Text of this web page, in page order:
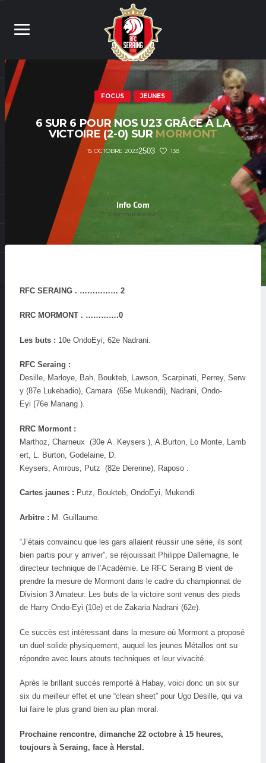
FOCUS JEUNES
6 SUR 6 POUR NOS U23 GRÂCE À LA
VICTOIRE (2-0) SUR MORMONT
15 OCTOBRE 20232503 138
Info Com
Communication
RFC SERAING . …………… 2
RRC MORMONT . ………….0
Les buts : 10e Ondo­Eyi, 62e Nadrani.
RFC Seraing :
Desille, Marloye, Bah, Boukteb, Lawson, Scarpinati, Perrey, Serw
y (87e Lukebadio), Camara (65e Mukendi), Nadrani, Ondo­
Eyi (76e Manang ).
RRC Mormont :
Marthoz, Charneux (30e A. Keysers ), A.Burton, Lo Monte, Lamb
ert, L. Burton, Godelaine, D.
Keysers, Amrous, Putz (82e Derenne), Raposo .
Cartes jaunes : Putz, Boukteb, Ondo­Eyi, Mukendi.
Arbitre : M. Guillaume.
“J’étais convaincu que les gars allaient réussir une série, ils sont
bien partis pour y arriver”, se réjouissait Philippe Dallemagne, le
directeur technique de l’Académie. Le RFC Seraing B vient de
prendre la mesure de Mormont dans le cadre du championnat de
Division 3 Amateur. Les buts de la victoire sont venus des pieds
de Harry Ondo-Eyi (10e) et de Zakaria Nadrani (62e).
Ce succès est intéressant dans la mesure où Mormont a proposé
un duel solide physiquement, auquel les jeunes Métallos ont su
répondre avec leurs atouts techniques et leur vivacité.
Après le brillant succès remporté à Habay, voici donc un six sur
six du meilleur effet et une “clean sheet” pour Ugo Desille, qui va
lui faire le plus grand bien au plan moral.
Prochaine rencontre, dimanche 22 octobre à 15 heures,
toujours à Seraing, face à Herstal.